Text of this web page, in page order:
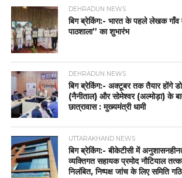
DEHRADUN NEWS
बिग ब्रेकिंग:- भारत के पहले लेखक गाँव
पाठशाला” का शुभारंभ
DEHRADUN NEWS
बिग ब्रेकिंग:- अक्टूबर तक तैयार होंगे
(नैनीताल) और सोमेश्वर (अल्मोड़ा) के
छात्रावास : मुख्यमंत्री धामी
UTTARAKHAND NEWS
बिग ब्रेकिंग:- बीकेटीसी में
व्यक्तिगत सहायक प्रमोद नौटियाल
निलंबित, निष्पक्ष जांच के लिए समिति